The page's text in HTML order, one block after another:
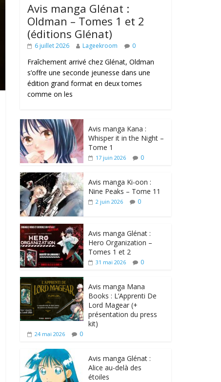
Avis manga Glénat :
Oldman – Tomes 1 et 2
(éditions Glénat)
6 juillet 2026 Lageekroom 0
Fraîchement arrivé chez Glénat, Oldman
s’offre une seconde jeunesse dans une
édition grand format en deux tomes
comme on les
Avis manga Kana :
Whisper it in the Night –
Tome 1
17 juin 2026 0
Avis manga Ki-oon :
Nine Peaks – Tome 11
2 juin 2026 0
Avis manga Glénat :
Hero Organization –
Tomes 1 et 2
31 mai 2026 0
Avis manga Mana
Books : L’Apprenti De
Lord Magear (+
présentation du press
kit)
24 mai 2026 0
Avis manga Glénat :
Alice au-delà des
étoiles